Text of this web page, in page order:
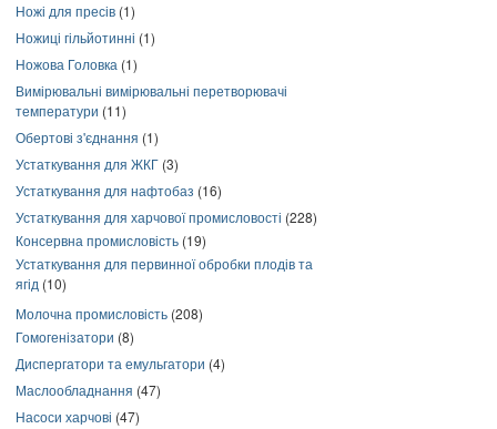
Ножі для пресів (1)
Ножиці гільйотинні (1)
Ножова Головка (1)
Вимірювальні вимірювальні перетворювачі
температури (11)
Обертові з'єднання (1)
Устаткування для ЖКГ (3)
Устаткування для нафтобаз (16)
Устаткування для харчової промисловості (228)
Консервна промисловість (19)
Устаткування для первинної обробки плодів та
ягід (10)
Молочна промисловість (208)
Гомогенізатори (8)
Диспергатори та емульгатори (4)
Маслообладнання (47)
Насоси харчові (47)